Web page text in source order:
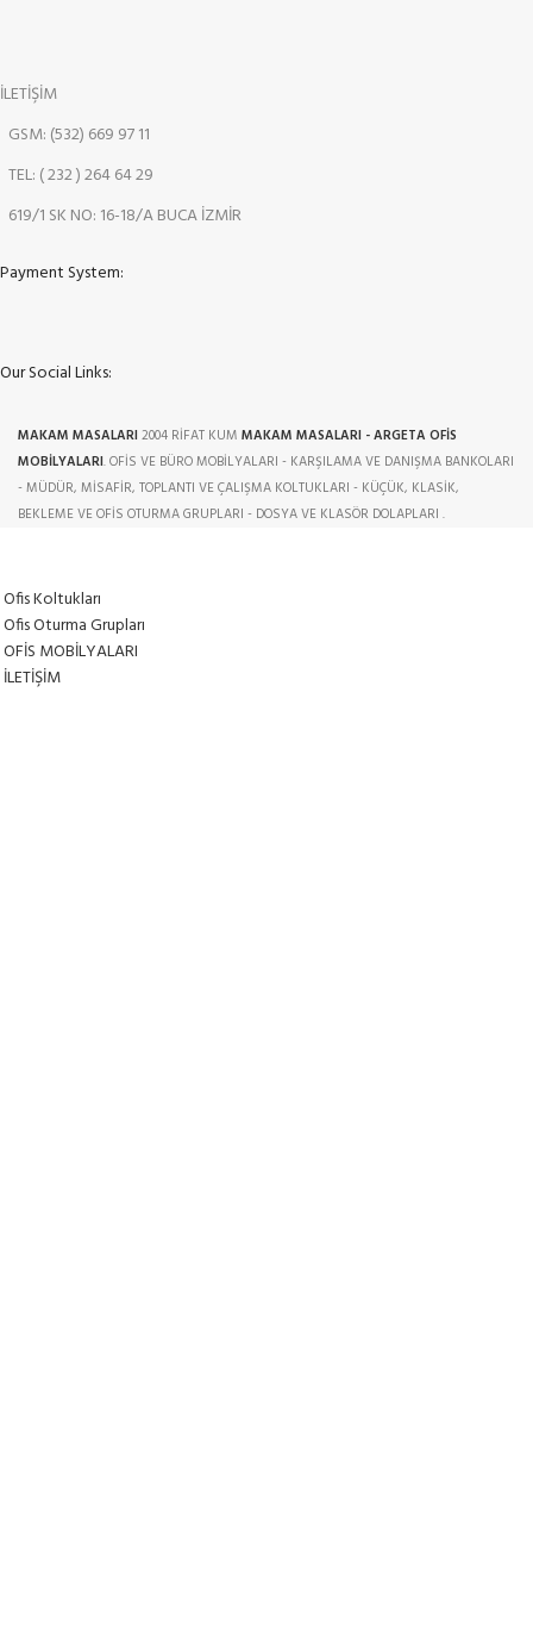
İLETİŞİM
GSM: (532) 669 97 11
TEL: ( 232 ) 264 64 29
619/1 SK NO: 16-18/A BUCA İZMİR
Payment System:
Our Social Links:
MAKAM MASALARI 2004 RİFAT KUM MAKAM MASALARI - ARGETA OFİS
MOBİLYALARI. OFİS VE BÜRO MOBİLYALARI - KARŞILAMA VE DANIŞMA BANKOLARI
- MÜDÜR, MİSAFİR, TOPLANTI VE ÇALIŞMA KOLTUKLARI - KÜÇÜK, KLASİK,
BEKLEME VE OFİS OTURMA GRUPLARI - DOSYA VE KLASÖR DOLAPLARI .
Ofis Koltukları
Ofis Oturma Grupları
OFİS MOBİLYALARI
İLETİŞİM